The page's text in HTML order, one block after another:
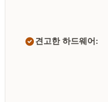
견고한 하드웨어: